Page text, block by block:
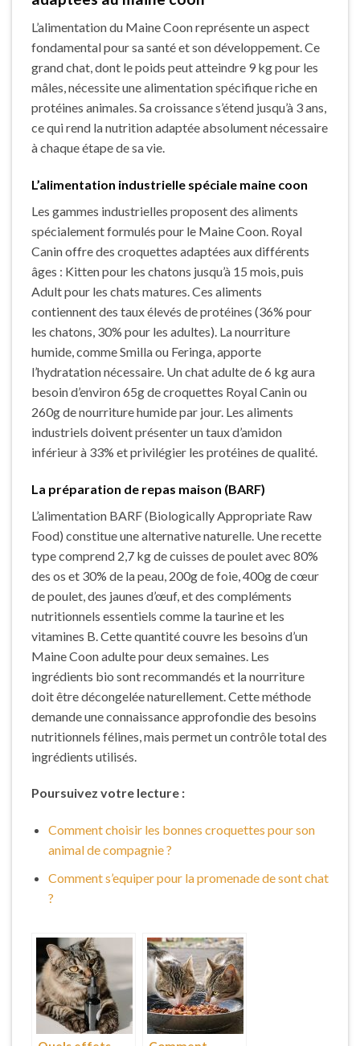
L’alimentation du Maine Coon représente un aspect
fondamental pour sa santé et son développement. Ce
grand chat, dont le poids peut atteindre 9 kg pour les
mâles, nécessite une alimentation spécifique riche en
protéines animales. Sa croissance s’étend jusqu’à 3 ans,
ce qui rend la nutrition adaptée absolument nécessaire
à chaque étape de sa vie.
L’alimentation industrielle spéciale maine coon
Les gammes industrielles proposent des aliments
spécialement formulés pour le Maine Coon. Royal
Canin offre des croquettes adaptées aux différents
âges : Kitten pour les chatons jusqu’à 15 mois, puis
Adult pour les chats matures. Ces aliments
contiennent des taux élevés de protéines (36% pour
les chatons, 30% pour les adultes). La nourriture
humide, comme Smilla ou Feringa, apporte
l’hydratation nécessaire. Un chat adulte de 6 kg aura
besoin d’environ 65g de croquettes Royal Canin ou
260g de nourriture humide par jour. Les aliments
industriels doivent présenter un taux d’amidon
inférieur à 33% et privilégier les protéines de qualité.
La préparation de repas maison (BARF)
L’alimentation BARF (Biologically Appropriate Raw
Food) constitue une alternative naturelle. Une recette
type comprend 2,7 kg de cuisses de poulet avec 80%
des os et 30% de la peau, 200g de foie, 400g de cœur
de poulet, des jaunes d’œuf, et des compléments
nutritionnels essentiels comme la taurine et les
vitamines B. Cette quantité couvre les besoins d’un
Maine Coon adulte pour deux semaines. Les
ingrédients bio sont recommandés et la nourriture
doit être décongelée naturellement. Cette méthode
demande une connaissance approfondie des besoins
nutritionnels félines, mais permet un contrôle total des
ingrédients utilisés.
Poursuivez votre lecture :
Comment choisir les bonnes croquettes pour son
animal de compagnie ?
Comment s’equiper pour la promenade de sont chat
?